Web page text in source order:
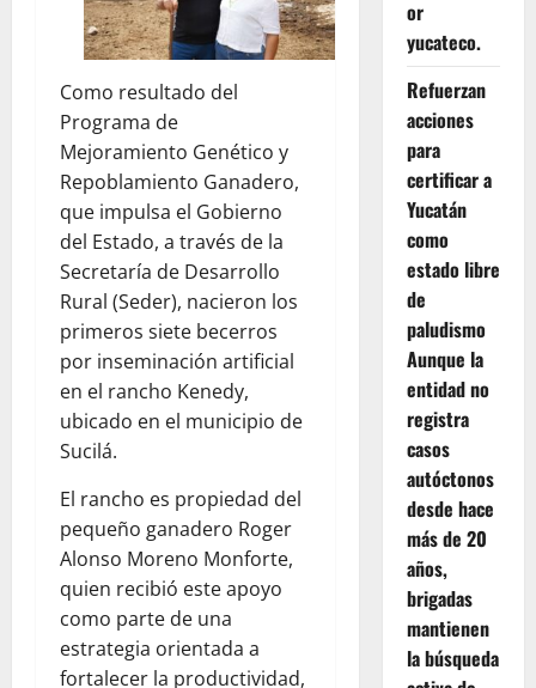
Como resultado del
Programa de
Mejoramiento Genético y
Repoblamiento Ganadero,
que impulsa el Gobierno
del Estado, a través de la
Secretaría de Desarrollo
Rural (Seder), nacieron los
primeros siete becerros
por inseminación artificial
en el rancho Kenedy,
ubicado en el municipio de
Sucilá.
El rancho es propiedad del
pequeño ganadero Roger
Alonso Moreno Monforte,
quien recibió este apoyo
como parte de una
estrategia orientada a
fortalecer la productividad,
or
yucateco.
Refuerzan
acciones
para
certificar a
Yucatán
como
estado libre
de
paludismo
Aunque la
entidad no
registra
casos
autóctonos
desde hace
más de 20
años,
brigadas
mantienen
la búsqueda